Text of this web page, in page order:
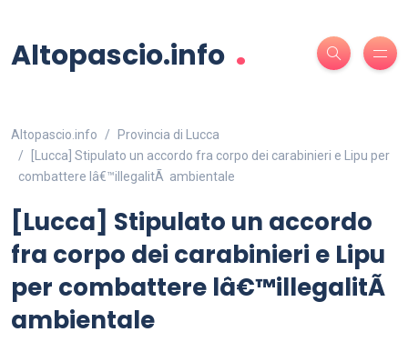
Altopascio.info .
Altopascio.info
Provincia di Lucca
[Lucca] Stipulato un accordo fra corpo dei carabinieri e Lipu per
combattere lâ€™illegalitÃ ambientale
[Lucca] Stipulato un accordo
fra corpo dei carabinieri e Lipu
per combattere lâ€™illegalitÃ
ambientale